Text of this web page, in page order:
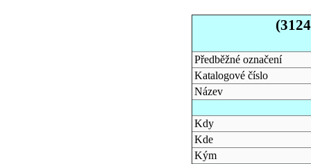
Předběžné označení
Katalogové číslo
Název
Kdy
Kde
Kým